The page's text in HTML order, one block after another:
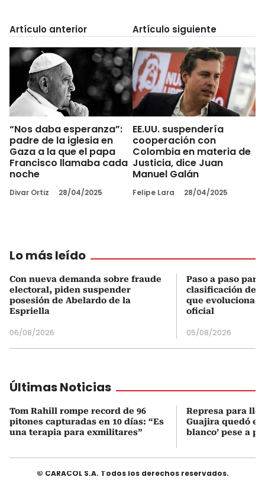
Artículo anterior
“Nos daba esperanza”:
padre de la iglesia en
Gaza a la que el papa
Francisco llamaba cada
noche
Divar Ortiz 28/04/2025
Artículo siguiente
EE.UU. suspendería
cooperación con
Colombia en materia de
Justicia, dice Juan
Manuel Galán
Felipe Lara 28/04/2025
Lo más leído
Con nueva demanda sobre fraude
electoral, piden suspender
posesión de Abelardo de la
Espriella
06/08/2026
Paso a paso
clasificación del
que evoluciona
oficial
05/08/2026
Últimas Noticias
Tom Rahill rompe record de 96
pitones capturadas en 10 días: “Es
una terapia para exmilitares”
Represa para
Guajira quedó en
blanco’ pese a
© CARACOL S.A. Todos los derechos reservados.